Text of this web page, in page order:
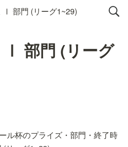
Ⅰ 部門 (リーグ1~29)
Ⅰ 部門 (リーグ
ル杯のプライズ・部門・終了時